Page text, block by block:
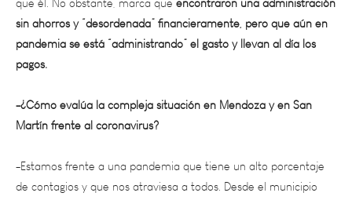
pandemia se está “administrando” el gasto y llevan al día los
pagos.
-¿Cómo evalúa la compleja situación en Mendoza y en San
Martín frente al coronavirus?
-Estamos frente a una pandemia que tiene un alto porcentaje
de contagios y que nos atraviesa a todos. Desde el municipio
estamos preocupados, nos angustia, pero este municipio ha